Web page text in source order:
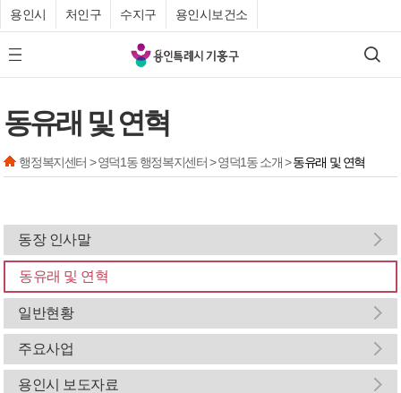
용인시 처인구 수지구 용인시보건소
모바일 메뉴 버튼
기
흥
청
검색
동유래 및 연혁
행정복지센터 > 영덕1동 행정복지센터 > 영덕1동 소개 >동유래 및 연혁
동장 인사말
동유래 및 연혁
일반현황
주요사업
용인시 보도자료